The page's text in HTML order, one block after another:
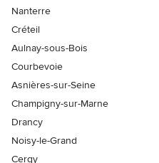
Nanterre
Créteil
Aulnay-sous-Bois
Courbevoie
Asnières-sur-Seine
Champigny-sur-Marne
Drancy
Noisy-le-Grand
Cergy